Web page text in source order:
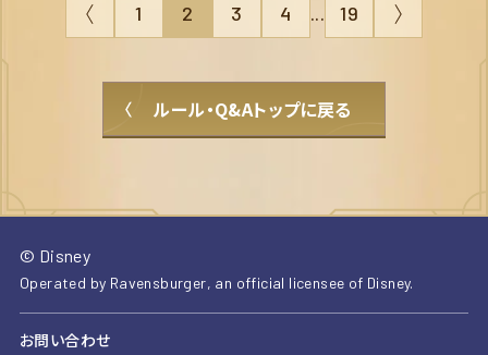
1 2 3 4 ... 19
ルール・Q&Aトップに戻る
© Disney
Operated by Ravensburger, an official licensee of Disney.
お問い合わせ